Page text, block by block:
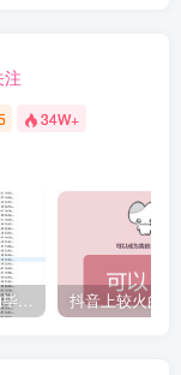
注
34W+
计算机专业相关的毕业设计论文合集免费下载